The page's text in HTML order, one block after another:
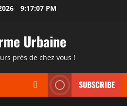
9:17:08 PM
Urbaine
près de chez vous !
SUBSCRIBE